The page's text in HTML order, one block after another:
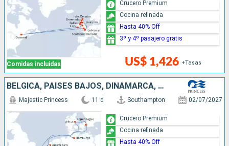
Comidas incluidas US$ 1,426 +Tasas
Crucero Premium
Cocina refinada
Hasta 40% Off
3º y 4º pasajero gratis
BÉLGICA, PAISES BAJOS, DINAMARCA, ALEMANIA, FRANCIA, REINO UNIDO
Majestic Princess 11 d Southampton 02/07/2027
Crucero Premium
Cocina refinada
Hasta 40% Off